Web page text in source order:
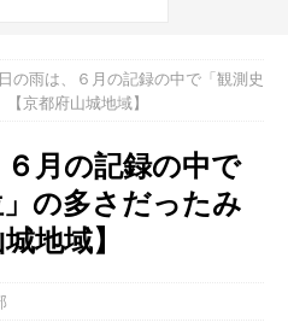
の雨は、６月の記録の中で「観測史
京都府山城地域】
月の記録の中で
」の多さだったみ
地域】